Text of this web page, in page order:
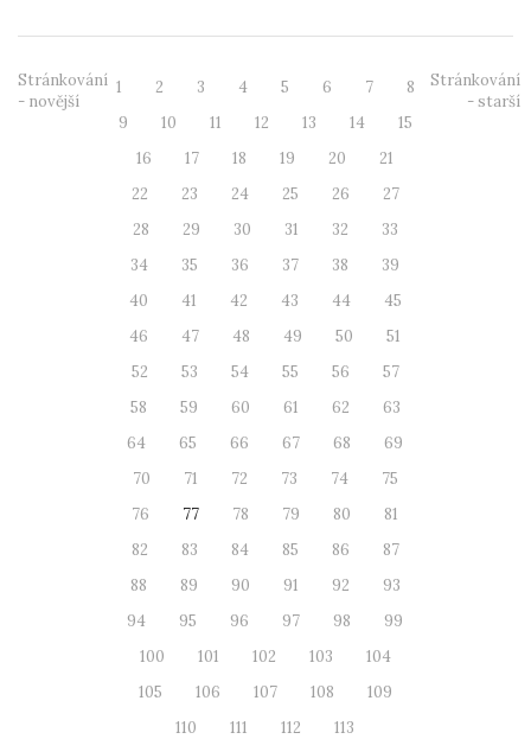
Stránkování
- novější
1 2 3 4 5 6 7
8
9
10 11 12 13 14
15
16
17 18 19 20
21
22
23 24 25 26
27
28
29 30 31 32
33
34
35 36 37 38
39
40
41 42 43 44
45
46
47 48 49 50
51
52
53 54 55 56
57
58
59 60 61 62
63
64
65 66 67 68
69
70
71 72 73 74
75
76
77 78 79 80
81
82
83 84 85 86
87
88
89 90 91 92
93
94
95 96 97 98
99
100
101 102 103
104
105
106 107 108
109
110
111 112 113
Stránkování
- starší